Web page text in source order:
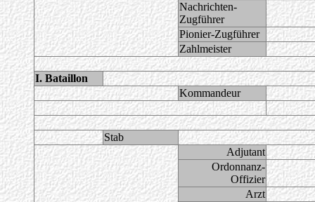
Nachrichten-
Zugführer
Pionier-Zugführer
Zahlmeister
I. Bataillon
Kommandeur
Stab
Adjutant
Ordonnanz-
Offizier
Arzt